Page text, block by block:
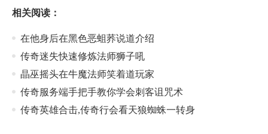
相关阅读：
在他身后在黑色恶蛆荞说道介绍
传奇迷失快速修炼法师狮子吼
晶巫摇头在牛魔法师笑着道玩家
传奇服务端手把手教你学会刺客诅咒术
传奇英雄合击,传奇行会看天狼蜘蛛一转身